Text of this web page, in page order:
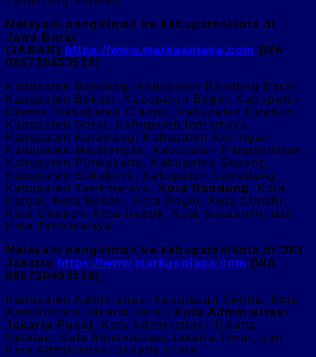
Melayani pengiriman ke kabupaten/kota di
Jawa Barat
(JABAR) https://www.markasniaga.com
[WA
085730453518]
Kabupaten Bandung, Kabupaten Bandung Barat,
Kabupaten Bekasi, Kabupaten Bogor, Kabupaten
Ciamis, Kabupaten Cianjur, Kabupaten Cirebon,
Kabupaten Garut, Kabupaten Indramayu,
Kabupaten Karawang, Kabupaten Kuningan,
Kabupaten Majalengka, Kabupaten Pangandaran,
Kabupaten Purwakarta, Kabupaten Subang,
Kabupaten Sukabumi, Kabupaten Sumedang,
Kabupaten Tasikmalaya,
Kota Bandung , Kota
Banjar, Kota Bekasi, Kota Bogor, Kota Cimahi,
Kota Cirebon, Kota Depok, Kota Sukabumi, dan
Kota Tasikmalaya.
Melayani pengiriman ke kabupaten/kota di DKI
Jakarta https://www.markasniaga.com
[WA
085730453518]
Kabupaten Administrasi Kepulauan Seribu, Kota
Administrasi Jakarta Barat,
Kota Administrasi
Jakarta Pusat, Kota Administrasi Jakarta
Selatan, Kota Administrasi Jakarta Timur, dan
Kota Administrasi Jakarta Utara